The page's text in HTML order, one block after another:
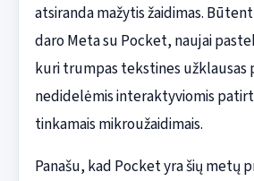
atsiranda mažytis žaidimas.
daro Meta su Pocket, naujai
kuri trumpas tekstines užklausas
nedidelėmis interaktyviomis
tinkamais mikroužaidimais.
Panašu, kad Pocket yra šių metų